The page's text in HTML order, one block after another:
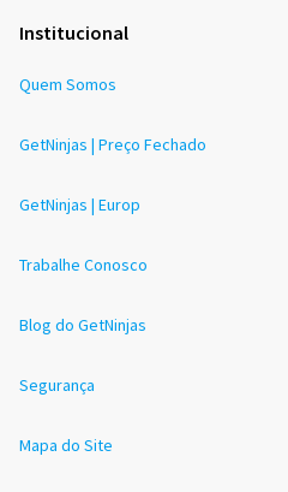
Institucional
Quem Somos
GetNinjas | Preço Fechado
GetNinjas | Europ
Trabalhe Conosco
Blog do GetNinjas
Segurança
Mapa do Site